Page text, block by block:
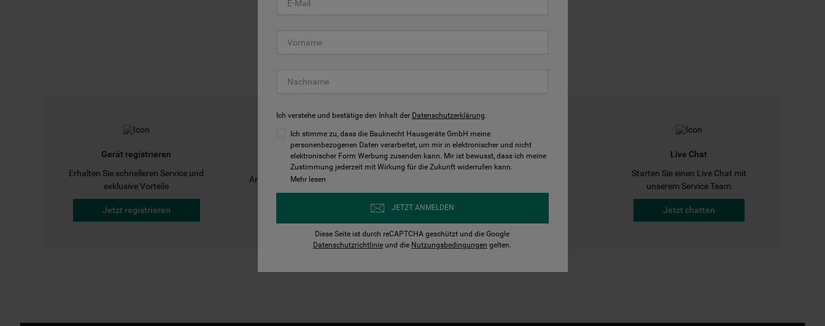
Gerät registrieren
Erhalten Sie schnelleren Service und
exklusive Vorteile
Jetzt registrieren
Bedienungsanleitungen
Anleitungen finden und herunterladen
Kontakt
Live Chat
Starten Sie einen Live Chat mit
unserem Service Team
Jetzt chatten
Ich verstehe und bestätige den Inhalt der Datenschutzerklärung.
Ich stimme zu, dass die Bauknecht Hausgeräte GmbH meine
personenbezogenen Daten verarbeitet, um mir in elektronischer und nicht
elektronischer Form Werbung zusenden kann. Mir ist bewusst, dass ich meine
Zustimmung jederzeit mit Wirkung für die Zukunft widerrufen kann.
Mehr lesen
JETZT ANMELDEN
Diese Seite ist durch reCAPTCHA geschützt und die Google
Datenschutzrichtlinie und die Nutzungsbedingungen gelten.